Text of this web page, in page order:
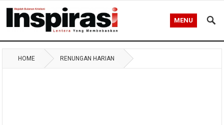
MENU
HOME RENUNGAN HARIAN